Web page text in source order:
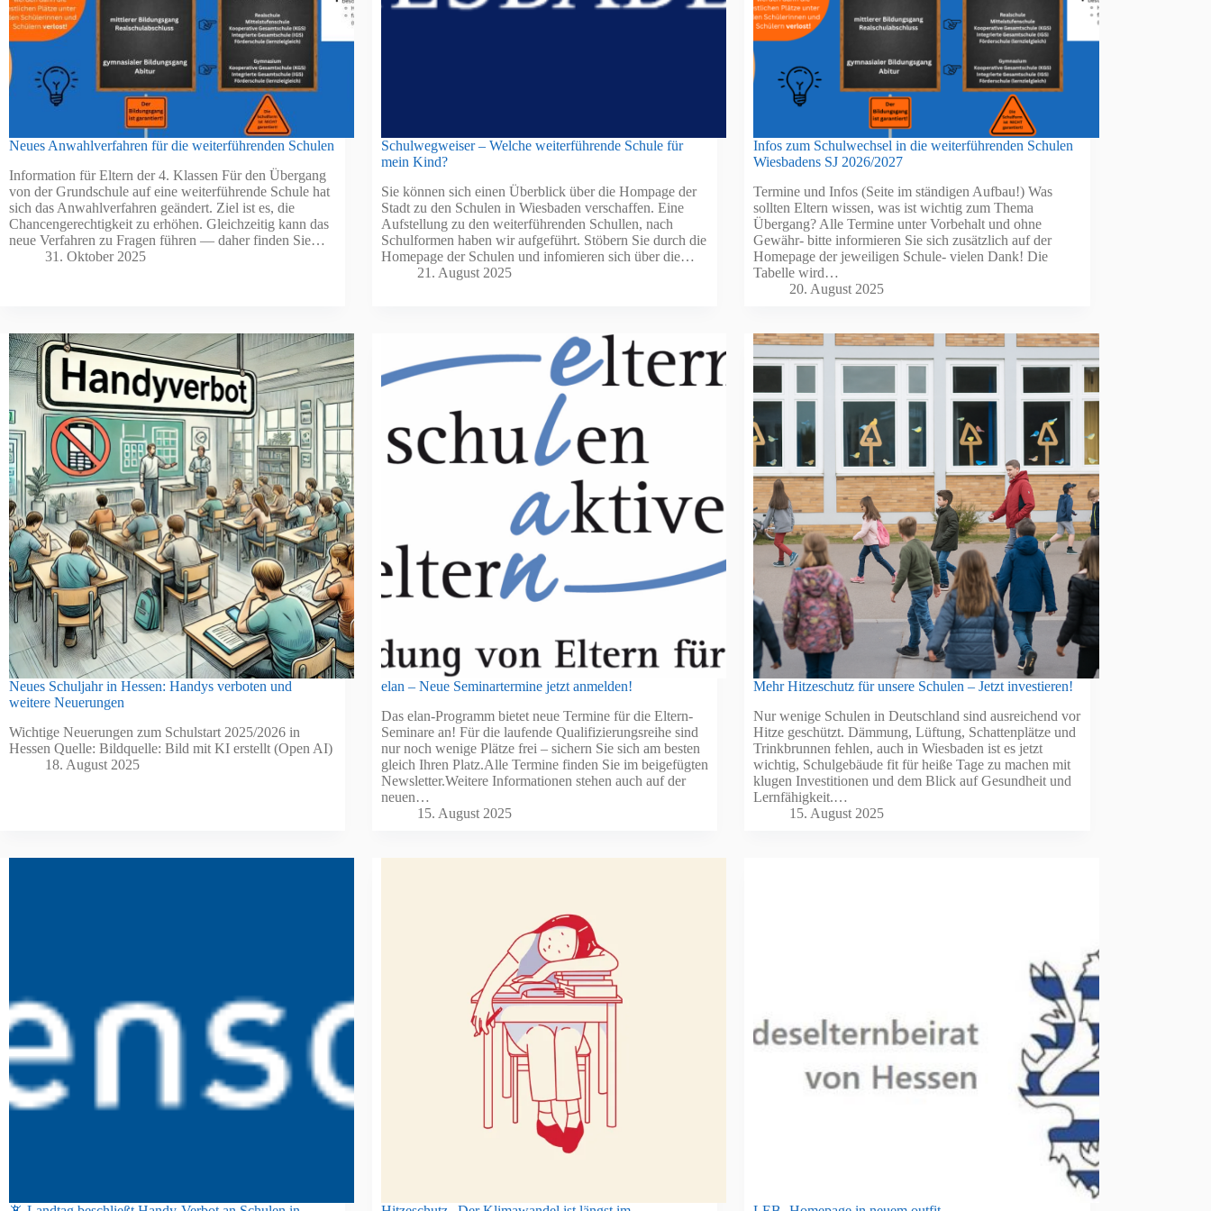
Neues Anwahlverfahren für die weiterführenden Schulen
Information für Eltern der 4. Klassen Für den Übergang
von der Grundschule auf eine weiterführende Schule hat
sich das Anwahlverfahren geändert. Ziel ist es, die
Chancengerechtigkeit zu erhöhen. Gleichzeitig kann das
neue Verfahren zu Fragen führen — daher finden Sie…
31. Oktober 2025
Schulwegweiser – Welche weiterführende Schule für
mein Kind?
Sie können sich einen Überblick über die Hompage der
Stadt zu den Schulen in Wiesbaden verschaffen. Eine
Aufstellung zu den weiterführenden Schullen, nach
Schulformen haben wir aufgeführt. Stöbern Sie durch die
Homepage der Schulen und infomieren sich über die…
21. August 2025
Infos zum Schulwechsel in die weiterführenden Schulen
Wiesbadens SJ 2026/2027
Termine und Infos (Seite im ständigen Aufbau!) Was
sollten Eltern wissen, was ist wichtig zum Thema
Übergang? Alle Termine unter Vorbehalt und ohne
Gewähr- bitte informieren Sie sich zusätzlich auf der
Homepage der jeweiligen Schule- vielen Dank! Die
Tabelle wird…
20. August 2025
Neues Schuljahr in Hessen: Handys verboten und
weitere Neuerungen
Wichtige Neuerungen zum Schulstart 2025/2026 in
Hessen Quelle: Bildquelle: Bild mit KI erstellt (Open AI)
18. August 2025
elan – Neue Seminartermine jetzt anmelden!
Das elan-Programm bietet neue Termine für die Eltern-
Seminare an! Für die laufende Qualifizierungsreihe sind
nur noch wenige Plätze frei – sichern Sie sich am besten
gleich Ihren Platz.Alle Termine finden Sie im beigefügten
Newsletter.Weitere Informationen stehen auch auf der
neuen…
15. August 2025
Mehr Hitzeschutz für unsere Schulen – Jetzt investieren!
Nur wenige Schulen in Deutschland sind ausreichend vor
Hitze geschützt. Dämmung, Lüftung, Schattenplätze und
Trinkbrunnen fehlen, auch in Wiesbaden ist es jetzt
wichtig, Schulgebäude fit für heiße Tage zu machen mit
klugen Investitionen und dem Blick auf Gesundheit und
Lernfähigkeit.…
15. August 2025